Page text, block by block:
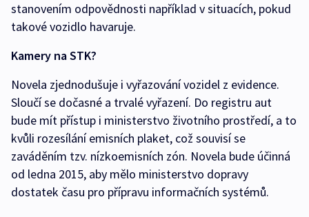
stanovením odpovědnosti například v situacích, pokud
takové vozidlo havaruje.
Kamery na STK?
Novela zjednodušuje i vyřazování vozidel z evidence.
Sloučí se dočasné a trvalé vyřazení. Do registru aut
bude mít přístup i ministerstvo životního prostředí, a to
kvůli rozesílání emisních plaket, což souvisí se
zaváděním tzv. nízkoemisních zón. Novela bude účinná
od ledna 2015, aby mělo ministerstvo dopravy
dostatek času pro přípravu informačních systémů.